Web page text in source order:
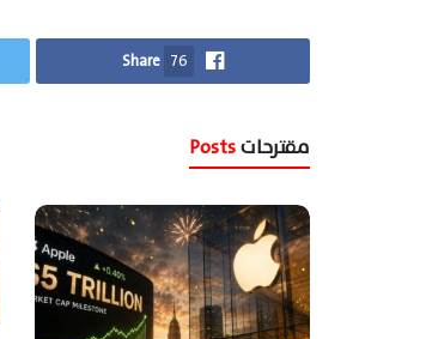
Share 76
مقترحات